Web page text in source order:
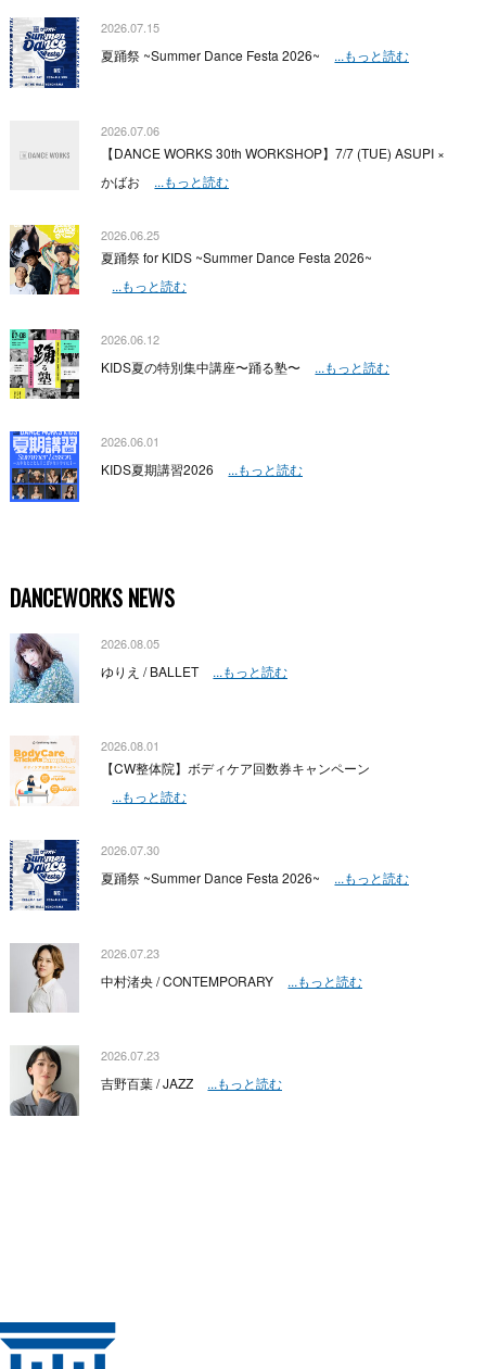
2026.07.15
夏踊祭 ~Summer Dance Festa 2026~ ...もっと読む
2026.07.06
【DANCE WORKS 30th WORKSHOP】7/7 (TUE) ASUPI ×
かばお
...もっと読む
2026.06.25
夏踊祭 for KIDS ~Summer Dance Festa 2026~
...もっと読む
2026.06.12
KIDS夏の特別集中講座〜踊る塾〜 ...もっと読む
2026.06.01
KIDS夏期講習2026 ...もっと読む
DANCEWORKS NEWS
2026.08.05
ゆりえ / BALLET ...もっと読む
2026.08.01
【CW整体院】ボディケア回数券キャンペーン
...もっと読む
2026.07.30
夏踊祭 ~Summer Dance Festa 2026~ ...もっと読む
2026.07.23
中村渚央 / CONTEMPORARY ...もっと読む
2026.07.23
吉野百葉 / JAZZ ...もっと読む